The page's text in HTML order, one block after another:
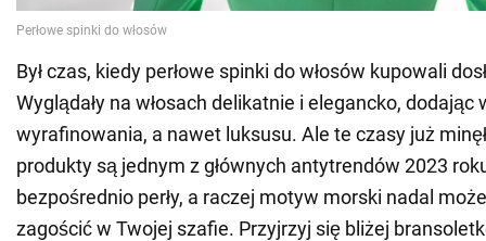
Był czas, kiedy perłowe spinki do włosów kupowali
Wyglądały na włosach delikatnie i elegancko, dodając
wyrafinowania, a nawet luksusu. Ale te czasy już
produkty są jednym z głównych antytrendów 2023
bezpośrednio perły, a raczej motyw morski nadal
zagościć w Twojej szafie. Przyjrzyj się bliżej